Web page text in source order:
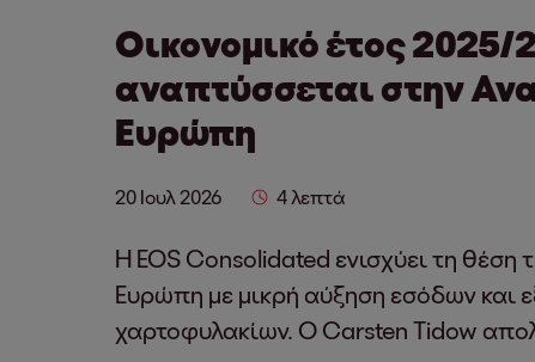
Οικονομικό έτος 2025/
αναπτύσσεται στην
Ευρώπη
20 Ιουλ 2026 4 λεπτά
Η EOS Consolidated ενισχύει τη θέση
Ευρώπη με μικρή αύξηση εσόδων και
χαρτοφυλακίων. Ο Carsten Tidow